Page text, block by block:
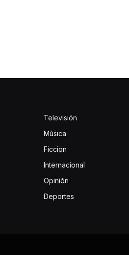
Televisión
Música
Ficcion
Internacional
Opinión
Deportes